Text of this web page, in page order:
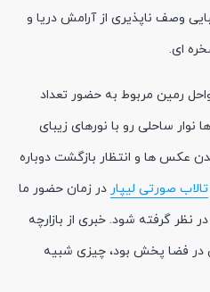
وصف ناپذیری از آرامش دریا و
ای.
رمین مربوط به حضور تعداد
ساحلی رو با نورهای زیبای
عکس ها و انتظار بازگشت دوباره
تالاب صورتی لیپار در زمان حضور ما
نظر گرفته شود. خبری از بازارچه
در فضا پخش بود، چیزی شبیه